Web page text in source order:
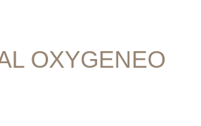
OXYGENEO